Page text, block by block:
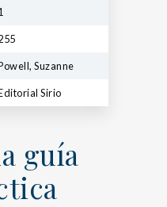
Suzanne
Sirio
guía